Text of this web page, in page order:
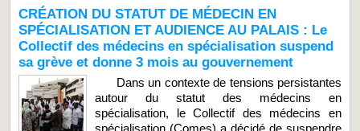
CRÉATION DU STATUT DE MÉDECIN EN
SPÉCIALISATION ET AUDIENCE AU PALAIS : Le
Collectif des médecins en spécialisation suspend
sa grève et donne 3 mois au gouvernement
Dans un contexte de tensions persistantes
autour du statut des médecins en
spécialisation, le Collectif des médecins en
spécialisation (Comes) a décidé de suspendre